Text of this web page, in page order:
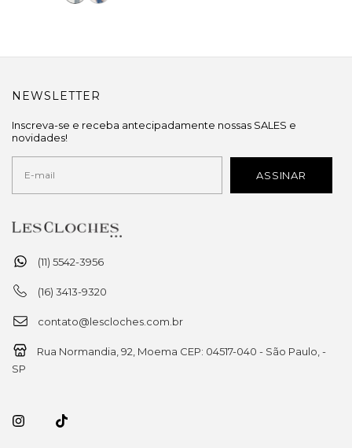
(11) 5542-3956
(16) 3413-9320
contato@lescloches.com.br
Rua Normandia, 92, Moema CEP: 04517-040 - São Paulo, -
SP
NEWSLETTER
Inscreva-se e receba antecipadamente nossas SALES e
novidades!